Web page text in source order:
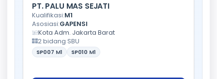
PT. PALU MAS SEJATI
Kualifikasi:M1
Asosiasi:GAPENSI
Kota Adm. Jakarta Barat
2 bidang SBU
SP007 M1 SP010 M1